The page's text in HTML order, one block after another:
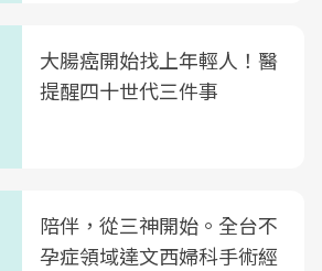
大腸癌開始找上年輕人！醫
提醒四十世代三件事
陪伴，從三神開始。全台不
孕症領域達文西婦科手術經